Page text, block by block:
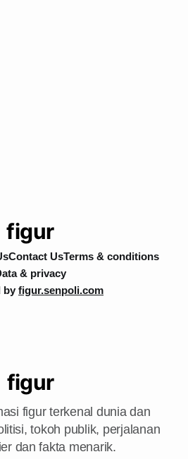
figur
Contact UsTerms & conditions
& privacy
by figur.senpoli.com
figur
figur terkenal dunia dan
tokoh publik, perjalanan
dan fakta menarik.